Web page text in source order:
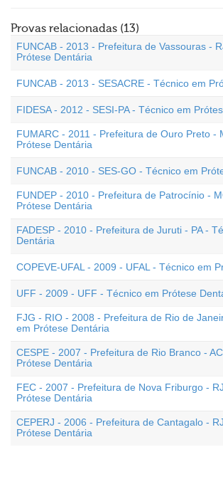
Provas relacionadas (13)
FUNCAB - 2013 - Prefeitura de Vassouras -
Prótese Dentária
FUNCAB - 2013 - SESACRE - Técnico em
FIDESA - 2012 - SESI-PA - Técnico em
FUMARC - 2011 - Prefeitura de Ouro Preto -
Prótese Dentária
FUNCAB - 2010 - SES-GO - Técnico em
FUNDEP - 2010 - Prefeitura de Patrocínio -
Prótese Dentária
FADESP - 2010 - Prefeitura de Juruti - PA -
Dentária
COPEVE-UFAL - 2009 - UFAL - Técnico em
UFF - 2009 - UFF - Técnico em Prótese
FJG - RIO - 2008 - Prefeitura de Rio de
em Prótese Dentária
CESPE - 2007 - Prefeitura de Rio Branco -
Prótese Dentária
FEC - 2007 - Prefeitura de Nova Friburgo -
Prótese Dentária
CEPERJ - 2006 - Prefeitura de Cantagalo -
Prótese Dentária